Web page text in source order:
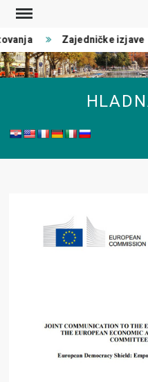
Skip
content
Zajedničke izjave